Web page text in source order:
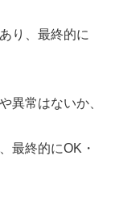
り、最終的に
異常はないか、
最終的にOK・